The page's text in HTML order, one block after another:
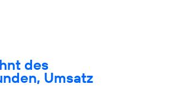
des
Umsatz